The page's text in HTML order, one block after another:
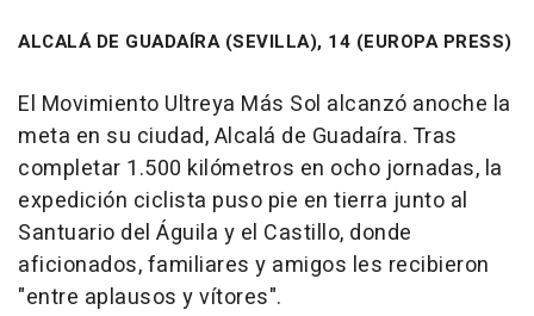
ALCALÁ DE GUADAÍRA (SEVILLA), 14 (EUROPA PRESS)
El Movimiento Ultreya Más Sol alcanzó anoche la
meta en su ciudad, Alcalá de Guadaíra. Tras
completar 1.500 kilómetros en ocho jornadas, la
expedición ciclista puso pie en tierra junto al
Santuario del Águila y el Castillo, donde
aficionados, familiares y amigos les recibieron
"entre aplausos y vítores".